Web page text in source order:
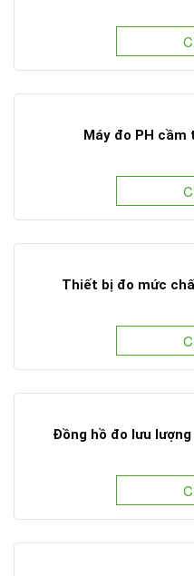
Máy đo PH cầm
Thiết bị đo mức
Đồng hồ đo lưu